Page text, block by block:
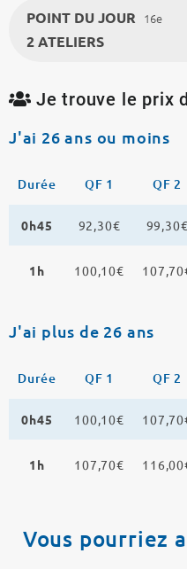
POINT DU JOUR 16e
2 ATELIERS
Je trouve le prix
J'ai 26 ans ou moins
Durée QF 1 QF 2
0h45 92,30€ 99,30€
1h 100,10€
J'ai plus de 26 ans
Durée QF 1 QF 2
0h45 100,10€
1h 107,70€
Vous pourriez